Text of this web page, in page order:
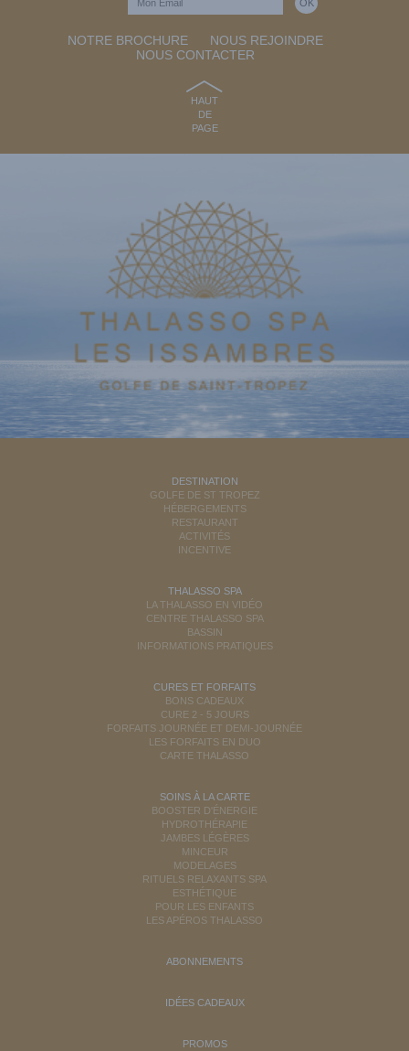
NOTRE BROCHURE
NOUS REJOINDRE
NOUS CONTACTER
HAUT
DE
PAGE
DESTINATION
GOLFE DE ST TROPEZ
HÉBERGEMENTS
RESTAURANT
ACTIVITÉS
INCENTIVE
THALASSO SPA
LA THALASSO EN VIDÉO
CENTRE THALASSO SPA
BASSIN
INFORMATIONS PRATIQUES
CURES ET FORFAITS
BONS CADEAUX
CURE 2 - 5 JOURS
FORFAITS JOURNÉE ET DEMI-JOURNÉE
LES FORFAITS EN DUO
CARTE THALASSO
SOINS À LA CARTE
BOOSTER D'ÉNERGIE
HYDROTHÉRAPIE
JAMBES LÉGÈRES
MINCEUR
MODELAGES
RITUELS RELAXANTS SPA
ESTHÉTIQUE
POUR LES ENFANTS
LES APÉROS THALASSO
ABONNEMENTS
IDÉES CADEAUX
PROMOS